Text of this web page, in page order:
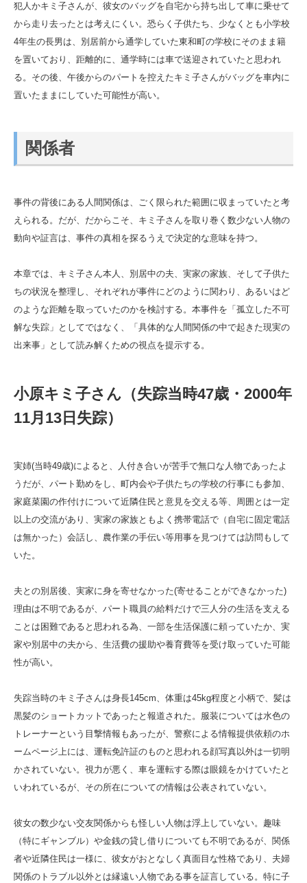
犯人かキミ子さんが、彼女のバッグを自宅から持ち出して車に乗せて
から走り去ったとは考えにくい。恐らく子供たち、少なくとも小学校
4年生の長男は、別居前から通学していた東和町の学校にそのまま籍
を置いており、距離的に、通学時には車で送迎されていたと思われ
る。その後、午後からのパートを控えたキミ子さんがバッグを車内に
置いたままにしていた可能性が高い。
関係者
事件の背後にある人間関係は、ごく限られた範囲に収まっていたと考
えられる。だが、だからこそ、キミ子さんを取り巻く数少ない人物の
動向や証言は、事件の真相を探るうえで決定的な意味を持つ。
本章では、キミ子さん本人、別居中の夫、実家の家族、そして子供た
ちの状況を整理し、それぞれが事件にどのように関わり、あるいはど
のような距離を取っていたのかを検討する。本事件を「孤立した不可
解な失踪」としてではなく、「具体的な人間関係の中で起きた現実の
出来事」として読み解くための視点を提示する。
小原キミ子さん（失踪当時47歳・2000年
11月13日失踪）
実姉(当時49歳)によると、人付き合いが苦手で無口な人物であったよ
うだが、パート勤めをし、町内会や子供たちの学校の行事にも参加、
家庭菜園の作付けについて近隣住民と意見を交える等、周囲とは一定
以上の交流があり、実家の家族ともよく携帯電話で（自宅に固定電話
は無かった）会話し、農作業の手伝い等用事を見つけては訪問もして
いた。
夫との別居後、実家に身を寄せなかった(寄せることができなかった)
理由は不明であるが、パート職員の給料だけで三人分の生活を支える
ことは困難であると思われる為、一部を生活保護に頼っていたか、実
家や別居中の夫から、生活費の援助や養育費等を受け取っていた可能
性が高い。
失踪当時のキミ子さんは身長145cm、体重は45kg程度と小柄で、髪は
黒髪のショートカットであったと報道された。服装については水色の
トレーナーという目撃情報もあったが、警察による情報提供依頼のホ
ームページ上には、運転免許証のものと思われる顔写真以外は一切明
かされていない。視力が悪く、車を運転する際は眼鏡をかけていたと
いわれているが、その所在についての情報は公表されていない。
彼女の数少ない交友関係からも怪しい人物は浮上していない。趣味
（特にギャンブル）や金銭の貸し借りについても不明であるが、関係
者や近隣住民は一様に、彼女がおとなしく真面目な性格であり、夫婦
関係のトラブル以外とは縁遠い人物である事を証言している。特に子